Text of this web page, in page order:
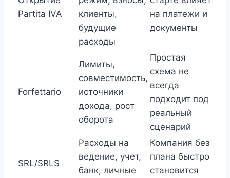
Partita IVA
клиенты,
будущие
расходы
на платежи и
документы
Forfettario
Лимиты,
совместимость,
источники
дохода, рост
оборота
Простая
схема не
всегда
подходит под
реальный
сценарий
SRL/SRLS
Расходы на
ведение, учет,
банк, личные
Компания без
плана быстро
становится